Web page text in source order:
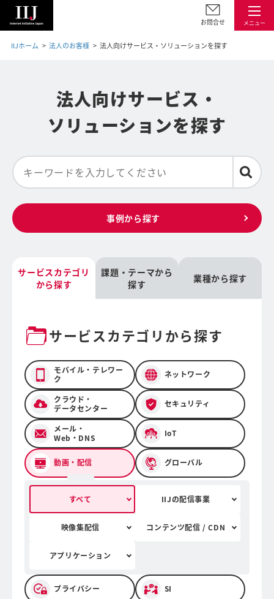
メニュー
お問合せ
IIJホーム 法人のお客様 法人向けサービス・ソリューションを探す
法人向けサービス・
ソリューションを探す
事例から探す
サービスカテゴリ
から探す
課題・テーマから
探す
業種から探す
サービスカテゴリから探す
モバイル・テレワー
ク
ネットワーク
クラウド・
データセンター
セキュリティ
メール・
Web・DNS
IoT
動画・配信 グローバル
プライバシー SI
すべて IIJの配信事業
映像集配信 コンテンツ配信 / CDN
アプリケーション